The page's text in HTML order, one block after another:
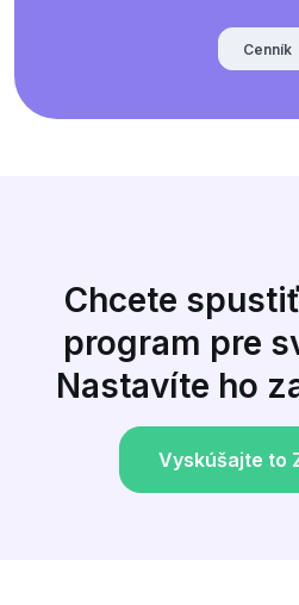
Cenník
Chcete
program pre
Nastavíte ho
Vyskúšajte to